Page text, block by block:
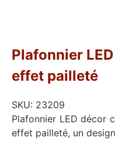
Plafonnier
effet pailleté
SKU: 23209
Plafonnier LED décor
effet pailleté, un